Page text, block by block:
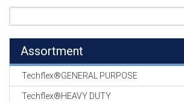
Assortment
Techflex®GENERAL PURPOSE
Techflex®HEAVY DUTY